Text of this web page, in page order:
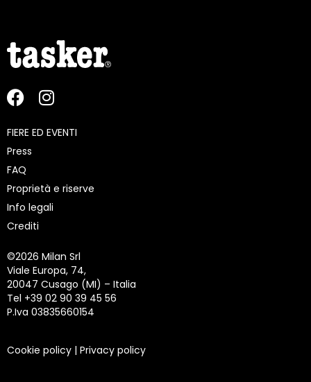
FIERE ED EVENTI
Press
FAQ
Proprietà e riserve
Info legali
Crediti
©2026 Milan Srl
Viale Europa, 74,
20047 Cusago (MI) – Italia
Tel +39 02 90 39 45 56
P.Iva 03835660154
Cookie policy | Privacy policy